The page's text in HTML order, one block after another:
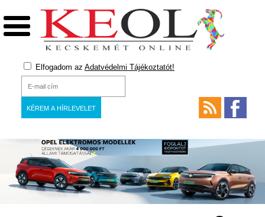
Elfogadom az Adatvédelmi Tájékoztatót!